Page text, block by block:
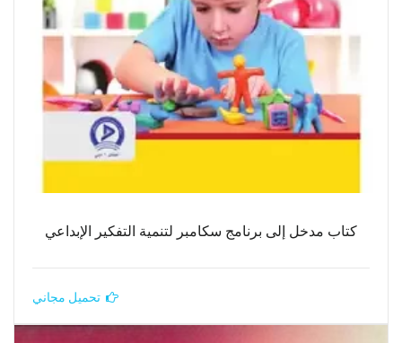
كتاب مدخل إلى برنامج سكامبر لتنمية التفكير الإبداعي
تحميل مجاني